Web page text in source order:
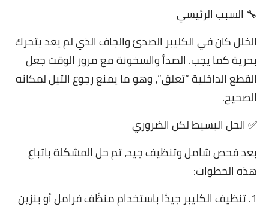
🔧 السبب الرئيسي
الخلل كان في الكليبر الصدئ والجاف الذي لم يعد يتحرك
بحرية كما يجب. الصدأ والسخونة مع مرور الوقت جعل
القطع الداخلية “تعلق”، وهو ما يمنع رجوع التيل لمكانه
الصحيح.
✅ الحل البسيط لكن الضروري
بعد فحص شامل وتنظيف جيد، تم حل المشكلة باتباع
هذه الخطوات:
1. تنظيف الكليبر جيدًا باستخدام منظّف فرامل أو بنزين